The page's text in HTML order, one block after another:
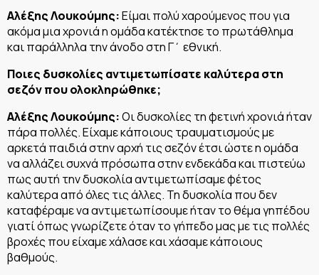
Αλέξης Λουκούμης:Είμαι πολύ χαρούμενος που για
ακόμα μια χρονιά η ομάδα κατέκτησε το πρωτάθλημα
και παράλληλα την άνοδο στη Γ΄ εθνική.
Ποιες δυσκολίες αντιμετωπίσατε καλύτερα στη
σεζόν που ολοκληρώθηκε;
Αλέξης Λουκούμης:Οι δυσκολίες τη φετινή χρονιά ήταν
πάρα πολλές. Είχαμε κάποιους τραυματισμούς με
αρκετά παιδιά στην αρχή τις σεζόν έτσι ώστε η ομάδα
να αλλάζει συχνά πρόσωπα στην ενδεκάδα και πιστεύω
πως αυτή την δυσκολία αντιμετωπίσαμε φέτος
καλύτερα από όλες τις άλλες. Τη δυσκολία που δεν
καταφέραμε να αντιμετωπίσουμε ήταν το θέμα γηπέδου
γιατί όπως γνωρίζετε όταν το γήπεδο μας με τις πολλές
βροχές που είχαμε χάλασε και χάσαμε κάποιους
βαθμούς.